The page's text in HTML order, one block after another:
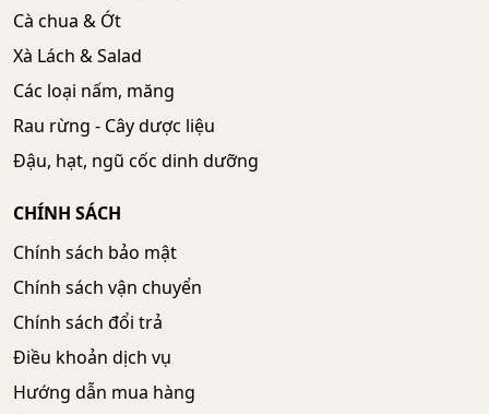
Cà chua & Ớt
Xà Lách & Salad
Các loại nấm, măng
Rau rừng - Cây dược liệu
Đậu, hạt, ngũ cốc dinh dưỡng
CHÍNH SÁCH
Chính sách bảo mật
Chính sách vận chuyển
Chính sách đổi trả
Điều khoản dịch vụ
Hướng dẫn mua hàng